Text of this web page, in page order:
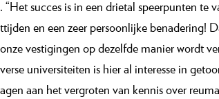
succes is in een drietal speerpunten
en een zeer persoonlijke benadering!
vestigingen op dezelfde manier wordt
universiteiten is hier al interesse in
aan het vergroten van kennis over